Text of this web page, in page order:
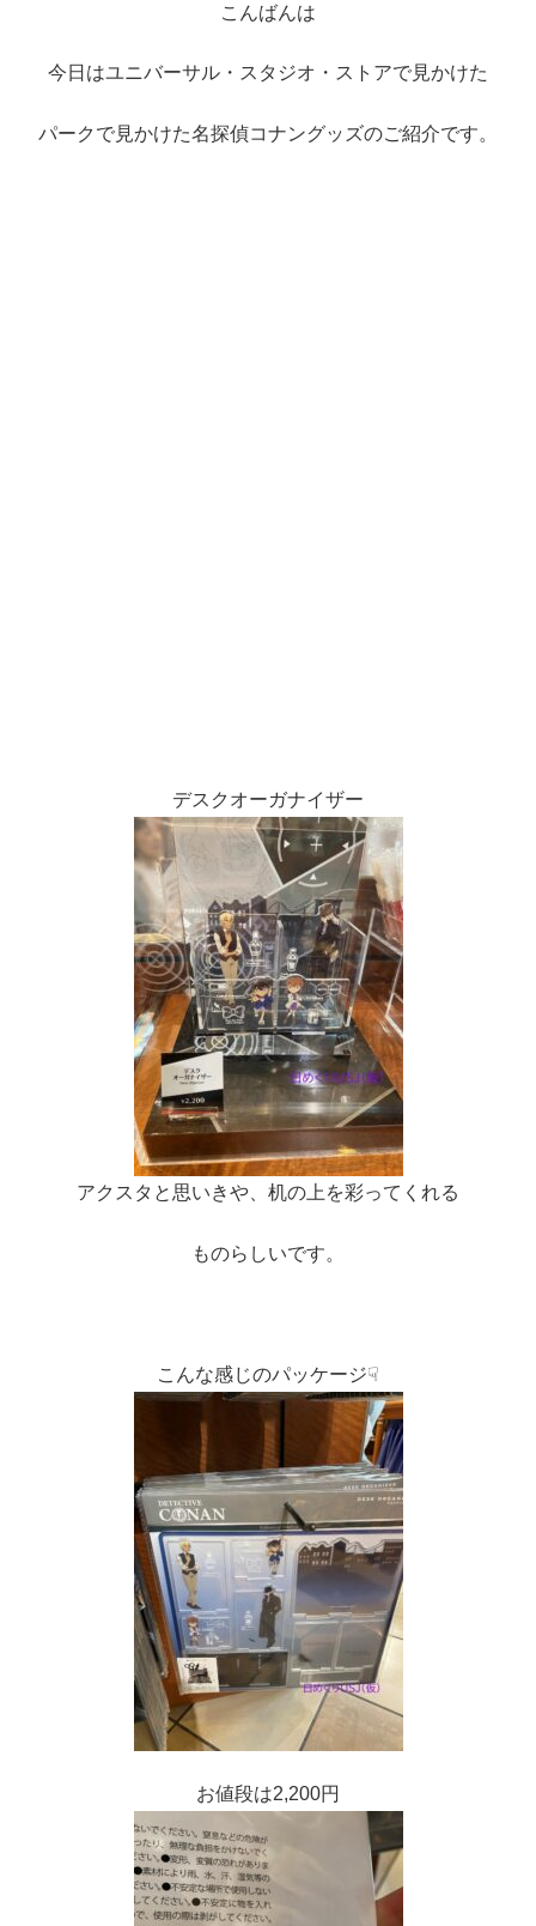
こんばんは
今日はユニバーサル・スタジオ・ストアで見かけた
パークで見かけた名探偵コナングッズのご紹介です。
デスクオーガナイザー
アクスタと思いきや、机の上を彩ってくれる
ものらしいです。
こんな感じのパッケージ☟
お値段は2,200円